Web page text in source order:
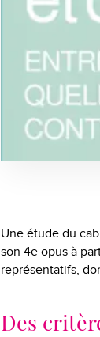
Une étude du
son 4e opus à
représentatifs,
Des